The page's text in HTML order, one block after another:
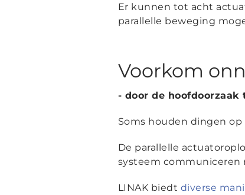
Er kunnen tot acht
parallelle beweging
Voorkom
- door de
Soms houden dingen
De parallelle
systeem communiceren
LINAK biedt diverse